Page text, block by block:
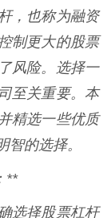
，也称为融资
制更大的股票
风险。选择一
至关重要。本
精选一些优质
的选择。
**
选择股票杠杆